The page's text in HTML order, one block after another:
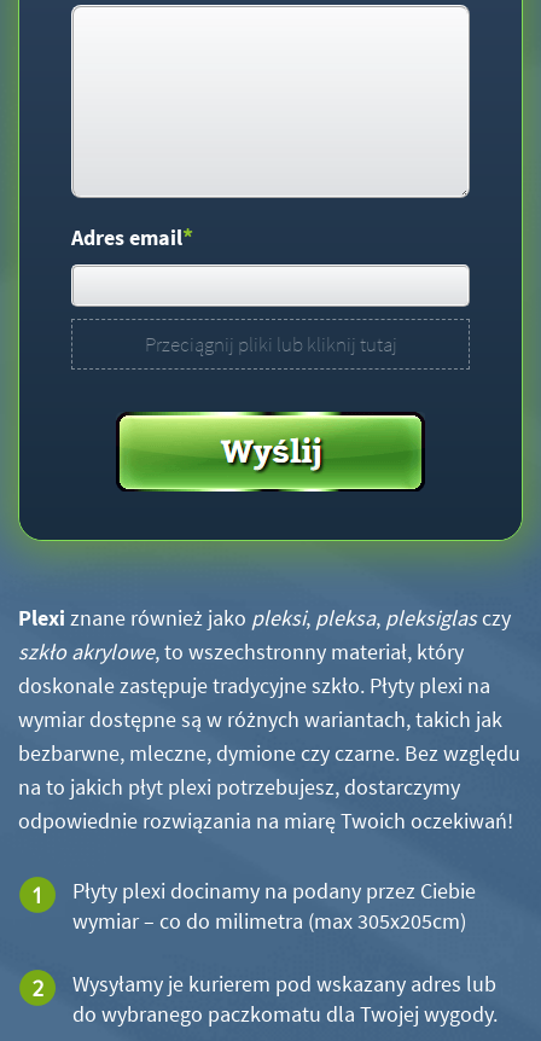
Adres email*
Przeciągnij pliki lub kliknij tutaj
Plexi znane również jako pleksi, pleksa, pleksiglasczy
szkło akrylowe, to wszechstronny materiał, który
doskonale zastępuje tradycyjne szkło. Płyty plexi na
wymiar dostępne są w różnych wariantach, takich jak
bezbarwne, mleczne, dymione czy czarne. Bez względu
na to jakich płyt plexi potrzebujesz, dostarczymy
odpowiednie rozwiązania na miarę Twoich oczekiwań!
Płyty plexi docinamy na podany przez Ciebie
wymiar – co do milimetra (max 305x205cm)
Wysyłamy je kurierem pod wskazany adres lub
do wybranego paczkomatu dla Twojej wygody.